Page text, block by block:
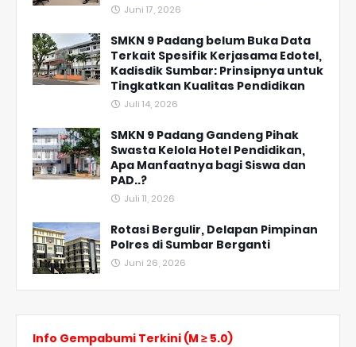
Juni 17, 2026
SMKN 9 Padang belum Buka Data
Terkait Spesifik Kerjasama Edotel,
Kadisdik Sumbar: Prinsipnya untuk
Tingkatkan Kualitas Pendidikan
Juli 14, 2026
SMKN 9 Padang Gandeng Pihak
Swasta Kelola Hotel Pendidikan,
Apa Manfaatnya bagi Siswa dan
PAD..?
Juli 11, 2026
Rotasi Bergulir, Delapan Pimpinan
Polres di Sumbar Berganti
Juni 26, 2026
Info Gempabumi Terkini (M ≥ 5.0)